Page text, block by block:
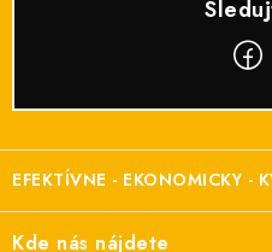
á
p
ä
EFEKTÍVNE - EKONOMICKY -
Kde nás nájdete